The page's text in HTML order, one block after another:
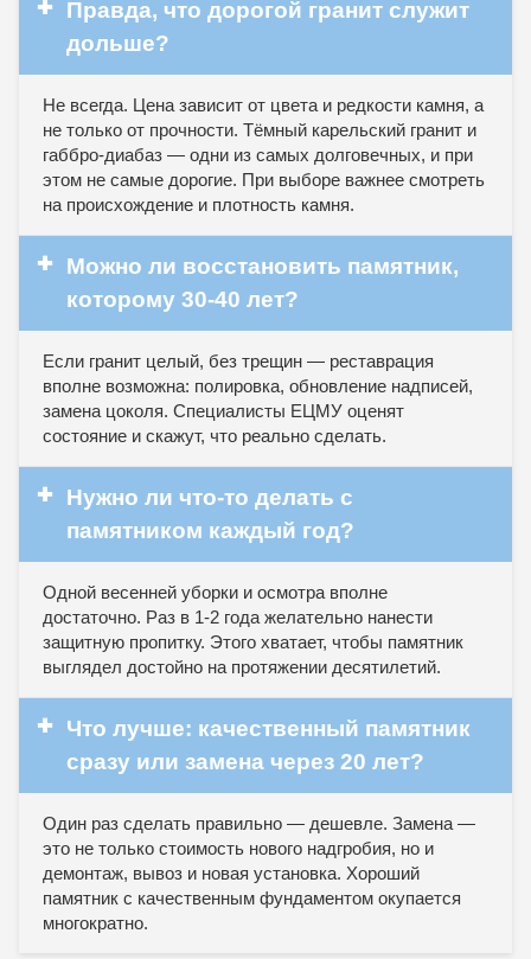
✚
Правда, что дорогой гранит служит
дольше?
Не всегда. Цена зависит от цвета и редкости камня, а
не только от прочности. Тёмный карельский гранит и
габбро-диабаз — одни из самых долговечных, и при
этом не самые дорогие. При выборе важнее смотреть
на происхождение и плотность камня.
✚
Можно ли восстановить памятник,
которому 30-40 лет?
Если гранит целый, без трещин — реставрация
вполне возможна: полировка, обновление надписей,
замена цоколя. Специалисты ЕЦМУ оценят
состояние и скажут, что реально сделать.
✚
Нужно ли что-то делать с
памятником каждый год?
Одной весенней уборки и осмотра вполне
достаточно. Раз в 1-2 года желательно нанести
защитную пропитку. Этого хватает, чтобы памятник
выглядел достойно на протяжении десятилетий.
✚
Что лучше: качественный памятник
сразу или замена через 20 лет?
Один раз сделать правильно — дешевле. Замена —
это не только стоимость нового надгробия, но и
демонтаж, вывоз и новая установка. Хороший
памятник с качественным фундаментом окупается
многократно.